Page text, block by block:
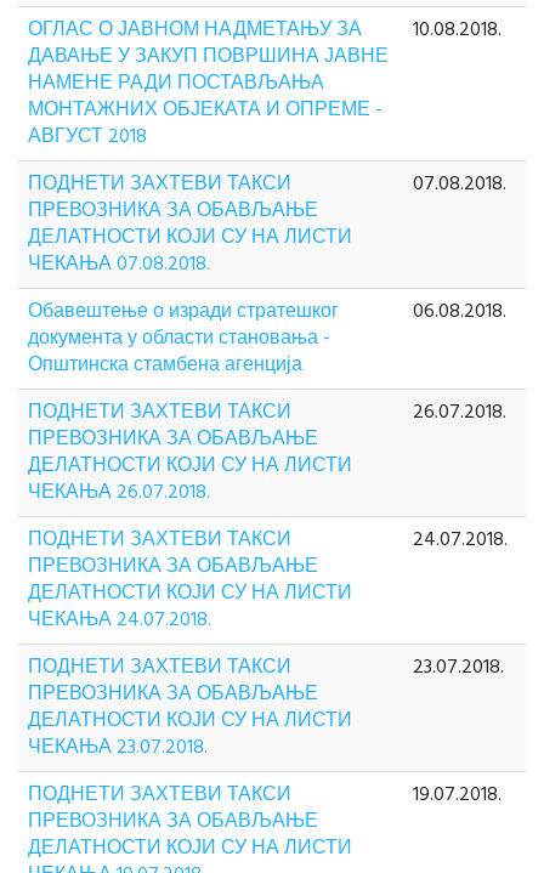
ОГЛАС О ЈАВНОМ НАДМЕТАЊУ ЗА
ДАВАЊЕ У ЗАКУП ПОВРШИНА ЈАВНЕ
НАМЕНЕ РАДИ ПОСТАВЉАЊА
МОНТАЖНИХ ОБЈЕКАТА И ОПРЕМЕ -
АВГУСТ 2018
10.08.2018.
ПОДНЕТИ ЗАХТЕВИ ТАКСИ
ПРЕВОЗНИКА ЗА ОБАВЉАЊЕ
ДЕЛАТНОСТИ КОЈИ СУ НА ЛИСТИ
ЧЕКАЊА 07.08.2018.
07.08.2018.
Обавештење о изради стратешког
документа у области становања -
Општинска стамбена агенција
06.08.2018.
ПОДНЕТИ ЗАХТЕВИ ТАКСИ
ПРЕВОЗНИКА ЗА ОБАВЉАЊЕ
ДЕЛАТНОСТИ КОЈИ СУ НА ЛИСТИ
ЧЕКАЊА 26.07.2018.
26.07.2018.
ПОДНЕТИ ЗАХТЕВИ ТАКСИ
ПРЕВОЗНИКА ЗА ОБАВЉАЊЕ
ДЕЛАТНОСТИ КОЈИ СУ НА ЛИСТИ
ЧЕКАЊА 24.07.2018.
24.07.2018.
ПОДНЕТИ ЗАХТЕВИ ТАКСИ
ПРЕВОЗНИКА ЗА ОБАВЉАЊЕ
ДЕЛАТНОСТИ КОЈИ СУ НА ЛИСТИ
ЧЕКАЊА 23.07.2018.
23.07.2018.
ПОДНЕТИ ЗАХТЕВИ ТАКСИ
ПРЕВОЗНИКА ЗА ОБАВЉАЊЕ
ДЕЛАТНОСТИ КОЈИ СУ НА ЛИСТИ
19.07.2018.